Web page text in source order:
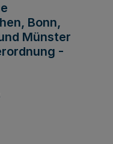
Bonn,
Münster
-